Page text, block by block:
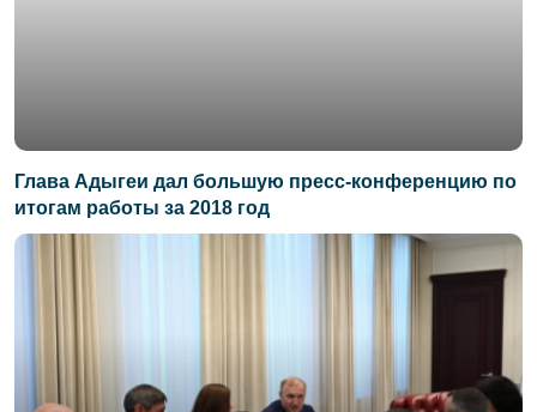
Глава Адыгеи дал большую пресс-конференцию по
итогам работы за 2018 год